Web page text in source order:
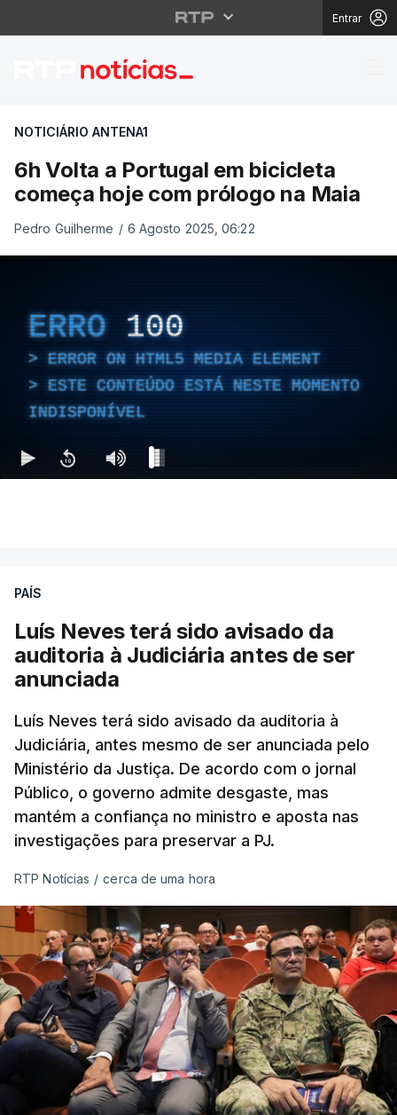
Entrar
6h Volta a Portugal
NOTICIÁRIO ANTENA1
6h Volta a Portugal em bicicleta
começa hoje com prólogo na Maia
Pedro Guilherme / 6 Agosto 2025, 06:22
ERRO 100
ERROR ON HTML5 MEDIA ELEMENT
ESTE CONTEÚDO ESTÁ NESTE MOMENTO
INDISPONÍVEL
PAÍS
Luís Neves terá sido avisado da
auditoria à Judiciária antes de ser
anunciada
Luís Neves terá sido avisado da auditoria à
Judiciária, antes mesmo de ser anunciada pelo
Ministério da Justiça. De acordo com o jornal
Público, o governo admite desgaste, mas
mantém a confiança no ministro e aposta nas
investigações para preservar a PJ.
RTP Notícias / cerca de uma hora